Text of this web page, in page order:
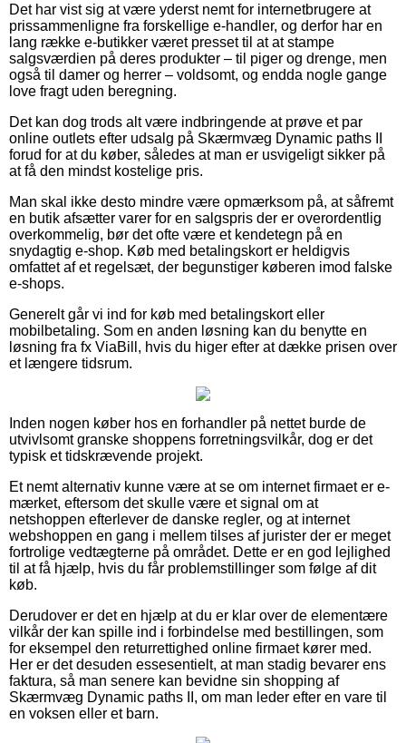
Det har vist sig at være yderst nemt for internetbrugere at
prissammenligne fra forskellige e-handler, og derfor har en
lang række e-butikker været presset til at at stampe
salgsværdien på deres produkter – til piger og drenge, men
også til damer og herrer – voldsomt, og endda nogle gange
love fragt uden beregning.
Det kan dog trods alt være indbringende at prøve et par
online outlets efter udsalg på Skærmvæg Dynamic paths II
forud for at du køber, således at man er usvigeligt sikker på
at få den mindst kostelige pris.
Man skal ikke desto mindre være opmærksom på, at såfremt
en butik afsætter varer for en salgspris der er overordentlig
overkommelig, bør det ofte være et kendetegn på en
snydagtig e-shop. Køb med betalingskort er heldigvis
omfattet af et regelsæt, der begunstiger køberen imod falske
e-shops.
Generelt går vi ind for køb med betalingskort eller
mobilbetaling. Som en anden løsning kan du benytte en
løsning fra fx ViaBill, hvis du higer efter at dække prisen over
et længere tidsrum.
Inden nogen køber hos en forhandler på nettet burde de
utvivlsomt granske shoppens forretningsvilkår, dog er det
typisk et tidskrævende projekt.
Et nemt alternativ kunne være at se om internet firmaet er e-
mærket, eftersom det skulle være et signal om at
netshoppen efterlever de danske regler, og at internet
webshoppen en gang i mellem tilses af jurister der er meget
fortrolige vedtægterne på området. Dette er en god lejlighed
til at få hjælp, hvis du får problemstillinger som følge af dit
køb.
Derudover er det en hjælp at du er klar over de elementære
vilkår der kan spille ind i forbindelse med bestillingen, som
for eksempel den returrettighed online firmaet kører med.
Her er det desuden essesentielt, at man stadig bevarer ens
faktura, så man senere kan bevidne sin shopping af
Skærmvæg Dynamic paths II, om man leder efter en vare til
en voksen eller et barn.